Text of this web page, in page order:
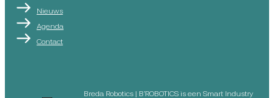
Nieuws
Agenda
Contact
Breda Robotics | B’ROBOTICS is een Smart Industry